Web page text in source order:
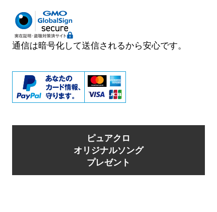
通信は暗号化して送信されるから安心です。
ピュアクロ
オリジナルソング
プレゼント